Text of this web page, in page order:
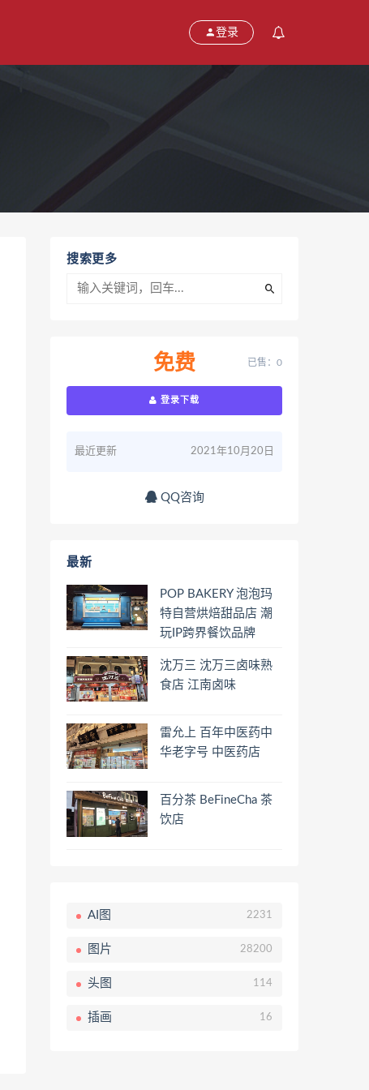
登录
搜索更多
免费 已售：0
登录下载
最近更新 2021年10月20日
QQ咨询
最新
POP BAKERY 泡泡玛
特自营烘焙甜品店 潮
玩IP跨界餐饮品牌
沈万三 沈万三卤味熟
食店 江南卤味
雷允上 百年中医药中
华老字号 中医药店
百分茶 BeFineCha 茶
饮店
AI图 2231
图片 28200
头图 114
插画 16